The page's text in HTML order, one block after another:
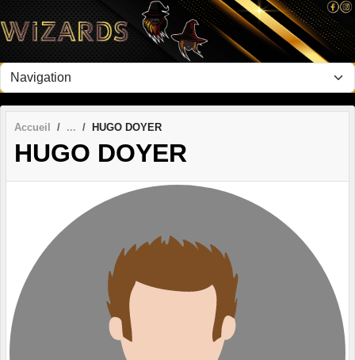
Accueil HUGO DOYER
HUGO DOYER
Panneau de gestion des cookies